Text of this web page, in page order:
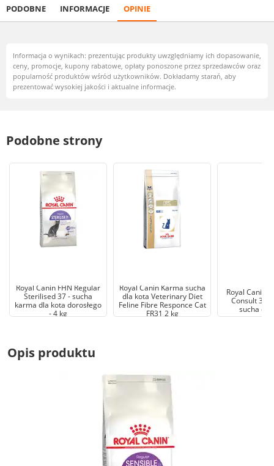
PODOBNE INFORMACJE OPINIE
Informacja o wynikach: prezentując produkty uwzględniamy ich dopasowanie,
ceny, promocje, kupony rabatowe, opłaty ponoszone przez sprzedawców oraz
popularność produktów wśród użytkowników. Dokładamy starań, aby
prezentować wysokiej jakości i aktualne informacje.
Podobne strony
Royal Canin FHN Regular
Sterilised 37 - sucha
karma dla kota dorosłego
- 4 kg
Royal Canin Karma sucha
dla kota Veterinary Diet
Feline Fibre Responce Cat
FR31 2 kg
Royal Canin
Consult
sucha dla
Opis produktu